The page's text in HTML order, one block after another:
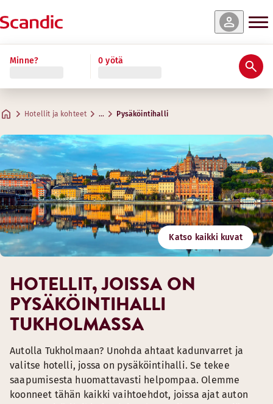
Minne? 0 yötä
Hotellit ja kohteet … Pysäköintihalli
Katso kaikki kuvat
HOTELLIT, JOISSA ON
PYSÄKÖINTIHALLI
TUKHOLMASSA
Autolla Tukholmaan? Unohda ahtaat kadunvarret ja
valitse hotelli, jossa on pysäköintihalli. Se tekee
saapumisesta huomattavasti helpompaa. Olemme
koonneet tähän kaikki vaihtoehdot, joissa ajat auton